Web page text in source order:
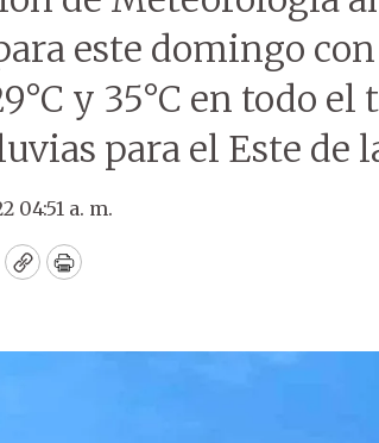
este domingo
y 35°C en todo
para el Este de
04:51 a. m.
CopyPrint